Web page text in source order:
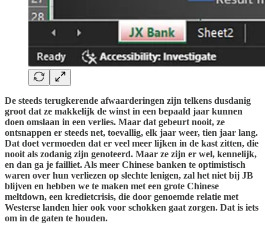
De steeds terugkerende afwaarderingen zijn telkens dusdanig
groot dat ze makkelijk de winst in een bepaald jaar kunnen
doen omslaan in een verlies. Maar dat gebeurt nooit, ze
ontsnappen er steeds net, toevallig, elk jaar weer, tien jaar lang.
Dat doet vermoeden dat er veel meer lijken in de kast zitten, die
nooit als zodanig zijn genoteerd. Maar ze zijn er wel, kennelijk,
en dan ga je failliet. Als meer Chinese banken te optimistisch
waren over hun verliezen op slechte lenigen, zal het niet bij JB
blijven en hebben we te maken met een grote Chinese
meltdown, een kredietcrisis, die door genoemde relatie met
Westerse landen hier ook voor schokken gaat zorgen. Dat is iets
om in de gaten te houden.